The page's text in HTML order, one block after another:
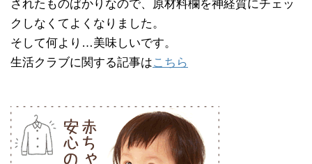
されたものばかりなので、原材料欄を神経質にチェッ
クしなくてよくなりました。
そして何より…美味しいです。
生活クラブに関する記事はこちら